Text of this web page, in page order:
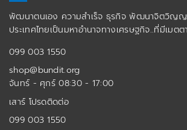
พัฒนาตนเอง ความสำเร็จ ธุรกิจ พัฒนาจิตวิ
ประเทศไทยเป็นมหาอำนาจทางเศรษฐกิจ..ที่มีเมต
099 003 1550
shop@bundit.org
จันทร์ - ศุกร์ 08:30 - 17:00
เสาร์ โปรดติดต่อ
099 003 1550